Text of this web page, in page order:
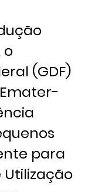
o
(GDF)
para